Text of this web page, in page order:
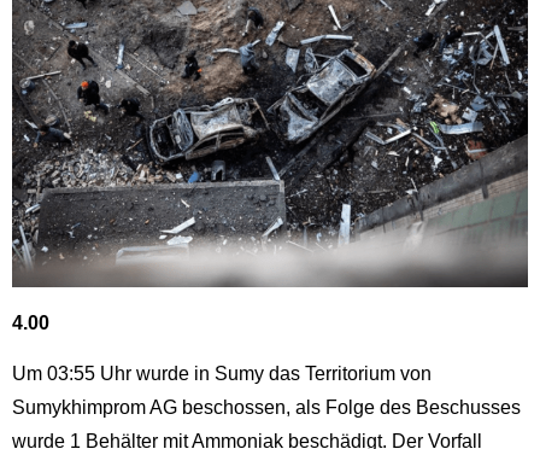
4.00
Um 03:55 Uhr wurde in Sumy das Territorium von
Sumykhimprom AG beschossen, als Folge des Beschusses
wurde 1 Behälter mit Ammoniak beschädigt. Der Vorfall